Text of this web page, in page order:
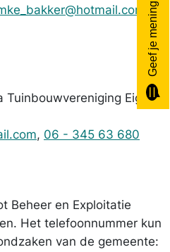
Tuinbouwvereniging Eigen
, 06 - 345 63 680
Beheer en Exploitatie
Het telefoonnummer kun
van de gemeente:
Geef je mening